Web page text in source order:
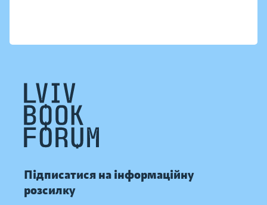
Підписатися на інформаційну
розсилку